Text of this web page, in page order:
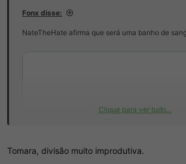
Fonx disse:
NateTheHate afirma que será uma banho de
Clique para ver tudo...
Tomara, divisão muito improdutiva.